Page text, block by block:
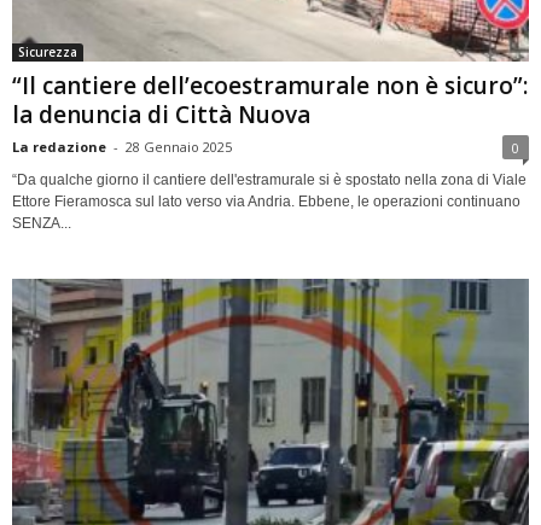
Sicurezza
“Il cantiere dell’ecoestramurale non è sicuro”:
la denuncia di Città Nuova
La redazione - 28 Gennaio 2025 0
“Da qualche giorno il cantiere dell'estramurale si è spostato nella zona di Viale
Ettore Fieramosca sul lato verso via Andria. Ebbene, le operazioni continuano
SENZA...